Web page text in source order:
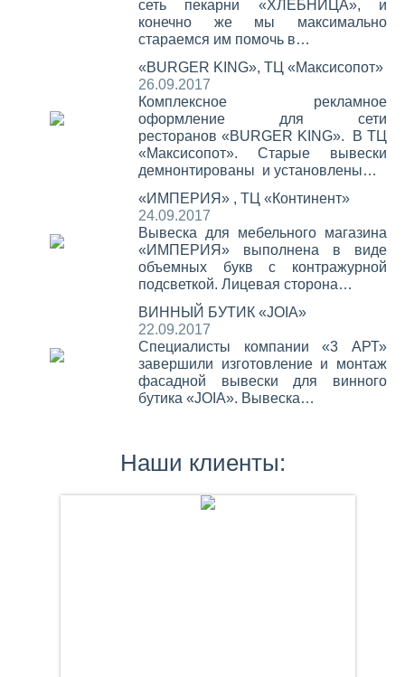
сеть пекарни «ХЛЕБНИЦА», и
конечно же мы максимально
стараемся им помочь в…
«BURGER KING», ТЦ «Максисопот»
26.09.2017
Комплексное рекламное
оформление для сети
ресторанов «BURGER KING». В ТЦ
«Максисопот». Старые вывески
демнонтированы и установлены…
«ИМПЕРИЯ» , ТЦ «Континент»
24.09.2017
Вывеска для мебельного магазина
«ИМПЕРИЯ» выполнена в виде
объемных букв с контражурной
подсветкой. Лицевая сторона…
ВИННЫЙ БУТИК «JOIA»
22.09.2017
Специалисты компании «3 АРТ»
завершили изготовление и монтаж
фасадной вывески для винного
бутика «JOIA». Вывеска…
Наши клиенты: